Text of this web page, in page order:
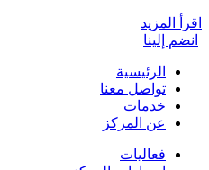
اقرأ المزيد
انضم إلينا
الرئيسية
تواصل معنا
خدمات
عن المركز
فعاليات